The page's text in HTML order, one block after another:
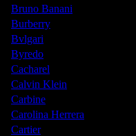
Bruno Banani
Burberry
Bvlgari
Byredo
Cacharel
Calvin Klein
Carbine
Carolina Herrera
Cartier